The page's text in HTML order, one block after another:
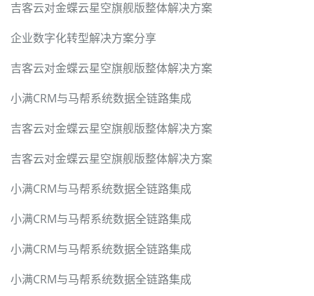
吉客云对金蝶云星空旗舰版整体解决方案
企业数字化转型解决方案分享
吉客云对金蝶云星空旗舰版整体解决方案
小满CRM与马帮系统数据全链路集成
吉客云对金蝶云星空旗舰版整体解决方案
吉客云对金蝶云星空旗舰版整体解决方案
小满CRM与马帮系统数据全链路集成
小满CRM与马帮系统数据全链路集成
小满CRM与马帮系统数据全链路集成
小满CRM与马帮系统数据全链路集成